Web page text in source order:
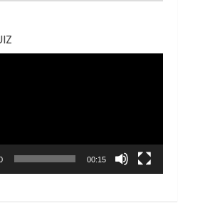
00:15